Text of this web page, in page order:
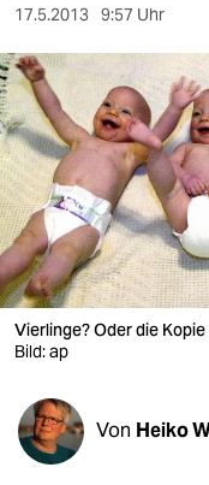
sport
berlin
nord
wahrheit
verlag
verlag
veranstaltungen
shop
17.5.2013 9:57 Uhr
Vierlinge? Oder die
Bild: ap
Von Heiko